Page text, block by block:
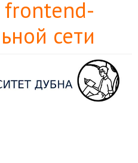
frontend-
сети